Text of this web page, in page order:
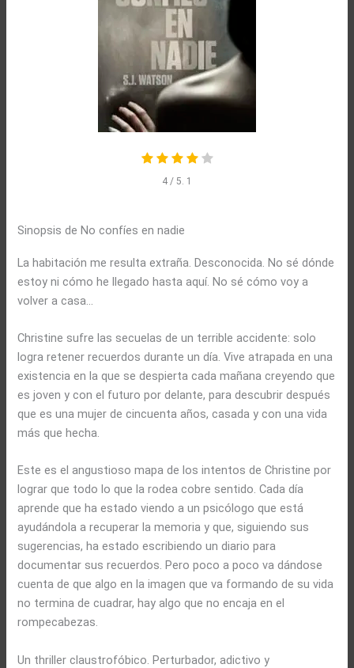
4 / 5. 1
Sinopsis de No confíes en nadie
La habitación me resulta extraña. Desconocida. No sé dónde
estoy ni cómo he llegado hasta aquí. No sé cómo voy a
volver a casa…
Christine sufre las secuelas de un terrible accidente: solo
logra retener recuerdos durante un día. Vive atrapada en una
existencia en la que se despierta cada mañana creyendo que
es joven y con el futuro por delante, para descubrir después
que es una mujer de cincuenta años, casada y con una vida
más que hecha.
Este es el angustioso mapa de los intentos de Christine por
lograr que todo lo que la rodea cobre sentido. Cada día
aprende que ha estado viendo a un psicólogo que está
ayudándola a recuperar la memoria y que, siguiendo sus
sugerencias, ha estado escribiendo un diario para
documentar sus recuerdos. Pero poco a poco va dándose
cuenta de que algo en la imagen que va formando de su vida
no termina de cuadrar, hay algo que no encaja en el
rompecabezas.
Un thriller claustrofóbico. Perturbador, adictivo y